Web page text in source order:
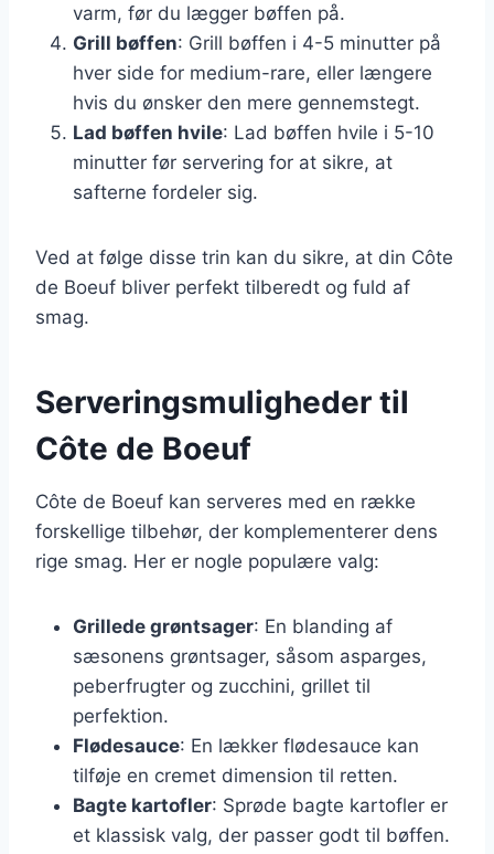
varm, før du lægger bøffen på.
Grill bøffen: Grill bøffen i 4-5 minutter på
hver side for medium-rare, eller længere
hvis du ønsker den mere gennemstegt.
Lad bøffen hvile: Lad bøffen hvile i 5-10
minutter før servering for at sikre, at
safterne fordeler sig.
Ved at følge disse trin kan du sikre, at din Côte
de Boeuf bliver perfekt tilberedt og fuld af
smag.
Serveringsmuligheder til
Côte de Boeuf
Côte de Boeuf kan serveres med en række
forskellige tilbehør, der komplementerer dens
rige smag. Her er nogle populære valg:
Grillede grøntsager: En blanding af
sæsonens grøntsager, såsom asparges,
peberfrugter og zucchini, grillet til
perfektion.
Flødesauce: En lækker flødesauce kan
tilføje en cremet dimension til retten.
Bagte kartofler: Sprøde bagte kartofler er
et klassisk valg, der passer godt til bøffen.